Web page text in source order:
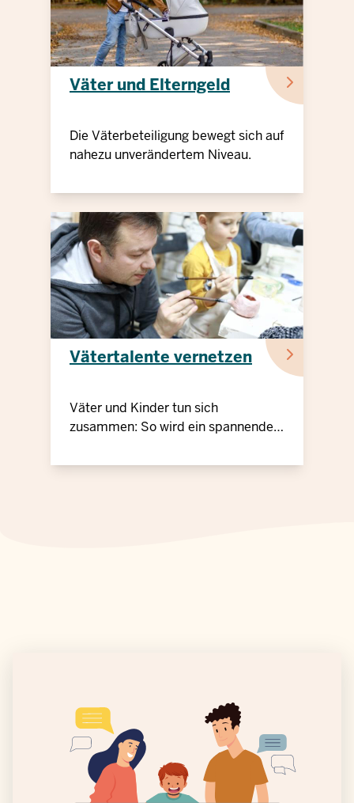
Väter und Elterngeld
Die Väterbeteiligung bewegt sich auf
nahezu unverändertem Niveau.
Vätertalente vernetzen
Väter und Kinder tun sich
zusammen: So wird ein spannender